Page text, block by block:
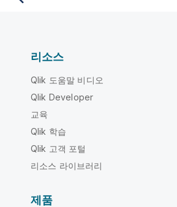
리소스
Qlik 도움말 비디오
Qlik Developer
교육
Qlik 학습
Qlik 고객 포털
리소스 라이브러리
제품